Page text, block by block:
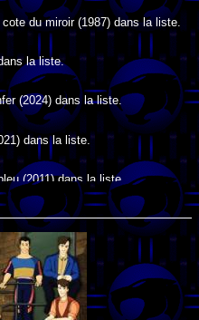
du miroir (1987) dans la liste.
la liste.
(2024) dans la liste.
dans la liste.
(2011) dans la liste.
(2009) dans la liste.
dans la liste.
Dame (1996) dans la liste.